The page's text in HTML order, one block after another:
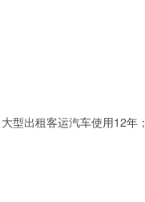
型出租客运汽车使用12年；